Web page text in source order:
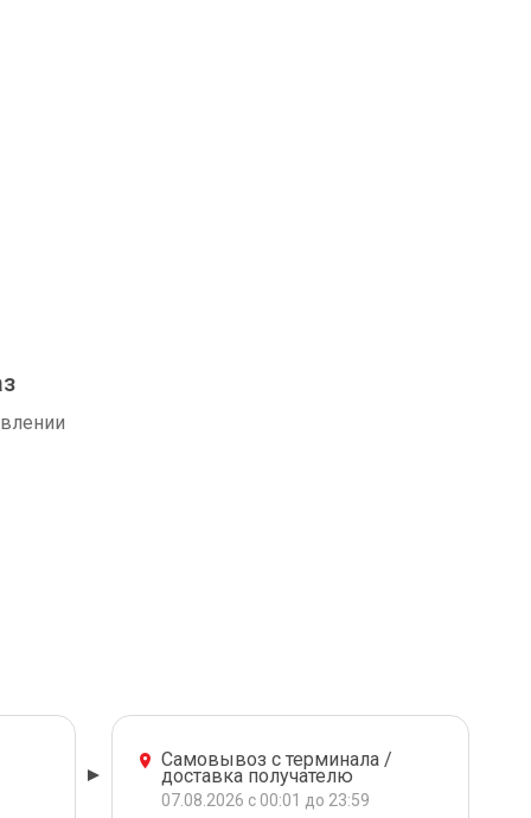
Самовывоз с терминала /
доставка получателю
07.08.2026 с 00:01 до 23:59